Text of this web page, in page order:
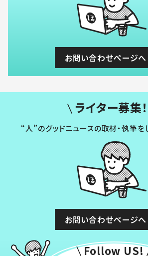
お問い合わせページへ
ライター募集！
“人”のグッドニュースの取材・執筆を
お問い合わせページへ
Follow US!